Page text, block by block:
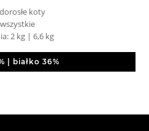
dorosłe koty
wszystkie
2 kg | 6,6 kg
| białko 36%